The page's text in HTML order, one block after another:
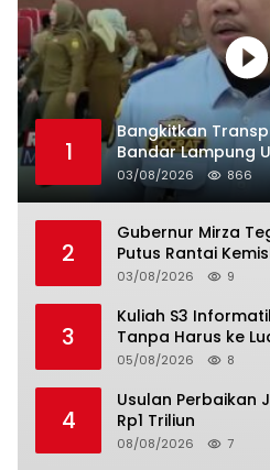
1
Bangkitkan
Bandar Lampung
03/08/2026 866
2
Gubernur Mirza
Putus Rantai
03/08/2026 9
3
Kuliah S3
Tanpa Harus ke
05/08/2026 8
4
Usulan Perbaikan
Rp1 Triliun
08/08/2026 7